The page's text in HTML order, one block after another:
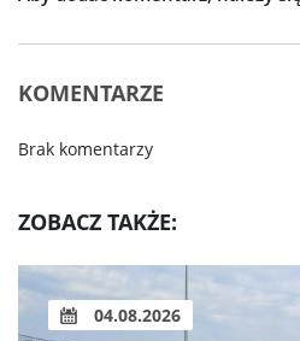
KOMENTARZE
Brak komentarzy
ZOBACZ TAKŻE:
04.08.2026